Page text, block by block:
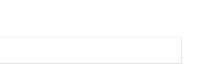
de la Femme
0:13